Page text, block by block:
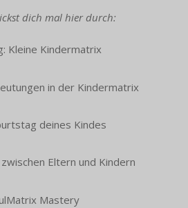
dich mal hier durch:
Kleine Kindermatrix
in der Kindermatrix
deines Kindes
Eltern und Kindern
Mastery